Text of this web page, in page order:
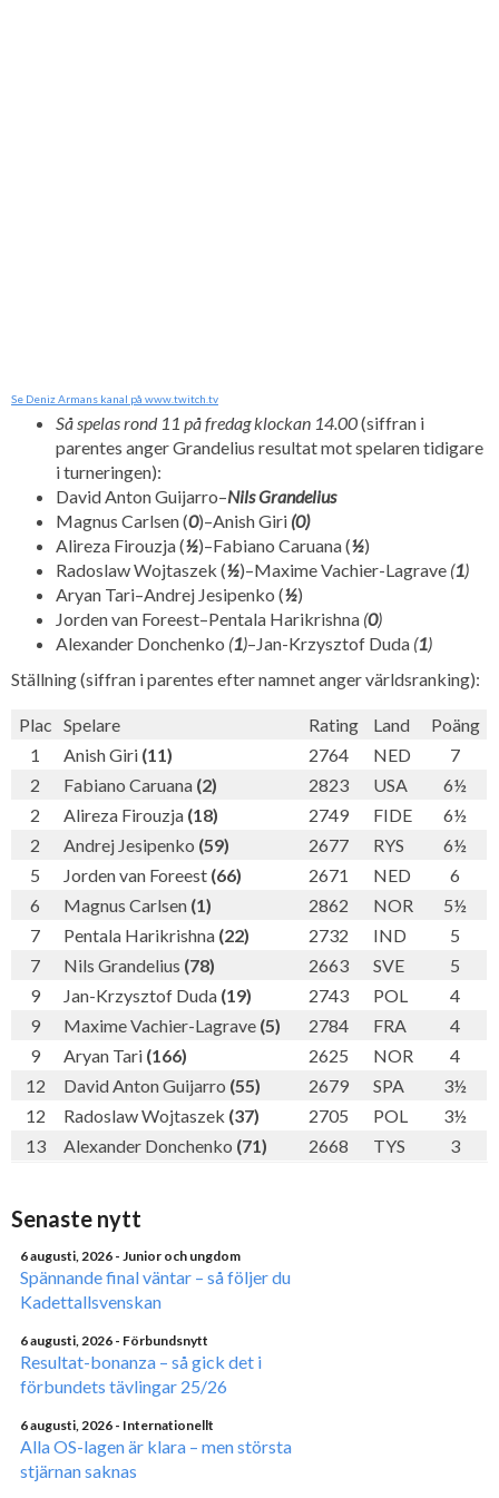
Se Deniz Armans kanal på www.twitch.tv
Så spelas rond 11 på fredag klockan 14.00(siffran i
parentes anger Grandelius resultat mot spelaren tidigare
i turneringen):
David Anton Guijarro–Nils Grandelius
Magnus Carlsen (0)–Anish Giri (0)
Alireza Firouzja (½)–Fabiano Caruana (½)
Radoslaw Wojtaszek (½)–Maxime Vachier-Lagrave (1)
Aryan Tari–Andrej Jesipenko (½)
Jorden van Foreest–Pentala Harikrishna (0)
Alexander Donchenko (1)–Jan-Krzysztof Duda (1)
Ställning (siffran i parentes efter namnet anger världsranking):
Plac Spelare Rating Land
Poäng
1
Anish Giri (11) 2764 NED
7
2
Fabiano Caruana (2) 2823 USA
6½
2
Alireza Firouzja (18) 2749 FIDE
6½
2
Andrej Jesipenko (59) 2677 RYS
6½
5
Jorden van Foreest (66) 2671 NED
6
6
Magnus Carlsen (1) 2862 NOR
5½
7
Pentala Harikrishna (22) 2732 IND
5
7
Nils Grandelius (78) 2663 SVE
5
9
Jan-Krzysztof Duda (19) 2743 POL
4
9
Maxime Vachier-Lagrave (5) 2784 FRA
4
9
Aryan Tari (166) 2625 NOR
4
12
David Anton Guijarro (55) 2679 SPA
3½
12
Radoslaw Wojtaszek (37) 2705 POL
3½
13
Alexander Donchenko (71) 2668 TYS 3
Senaste nytt
6 augusti, 2026 - Junior och ungdom
Spännande final väntar – så följer du
Kadettallsvenskan
6 augusti, 2026 - Förbundsnytt
Resultat-bonanza – så gick det i
förbundets tävlingar 25/26
6 augusti, 2026 - Internationellt
Alla OS-lagen är klara – men största
stjärnan saknas